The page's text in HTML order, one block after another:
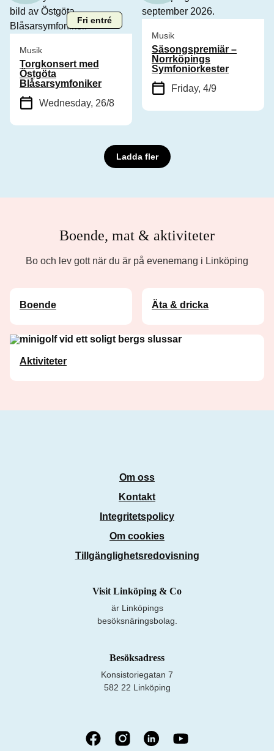
Fri entré
Musik
Torgkonsert med
Östgöta
Blåsarsymfoniker
Wednesday, 26/8
Musik
Säsongspremiär –
Norrköpings
Symfoniorkester
Friday, 4/9
Ladda fler
Boende, mat & aktiviteter
Bo och lev gott när du är på evenemang i Linköping
Boende Äta & dricka
Aktiviteter
Om oss
Kontakt
Integritetspolicy
Om cookies
Tillgänglighetsredovisning
Visit Linköping & Co
är Linköpings
besöksnäringsbolag.
Besöksadress
Konsistoriegatan 7
582 22 Linköping